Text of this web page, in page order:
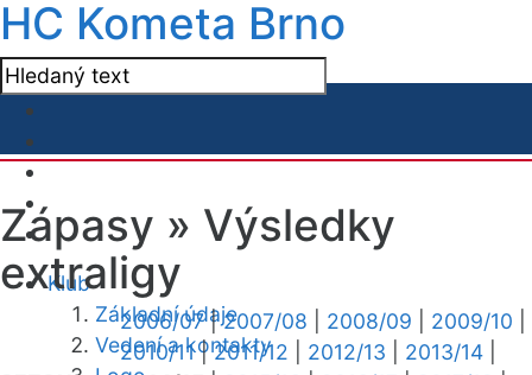
HC Kometa Brno
Klub
Základní údaje
Vedení a kontakty
Zápasy » Výsledky
extraligy
2006/07|2007/08 2008/09 2009/10
2010/11|2011/12 2012/13 2013/14